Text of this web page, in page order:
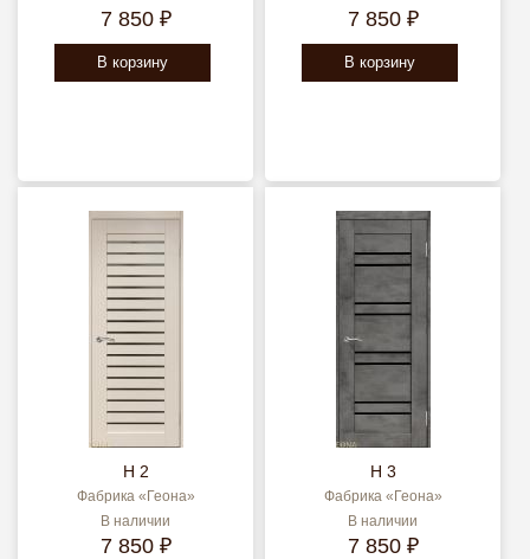
7 850 ₽
В корзину
7 850 ₽
В корзину
H 2
Фабрика «Геона»
В наличии
7 850 ₽
H 3
Фабрика «Геона»
В наличии
7 850 ₽